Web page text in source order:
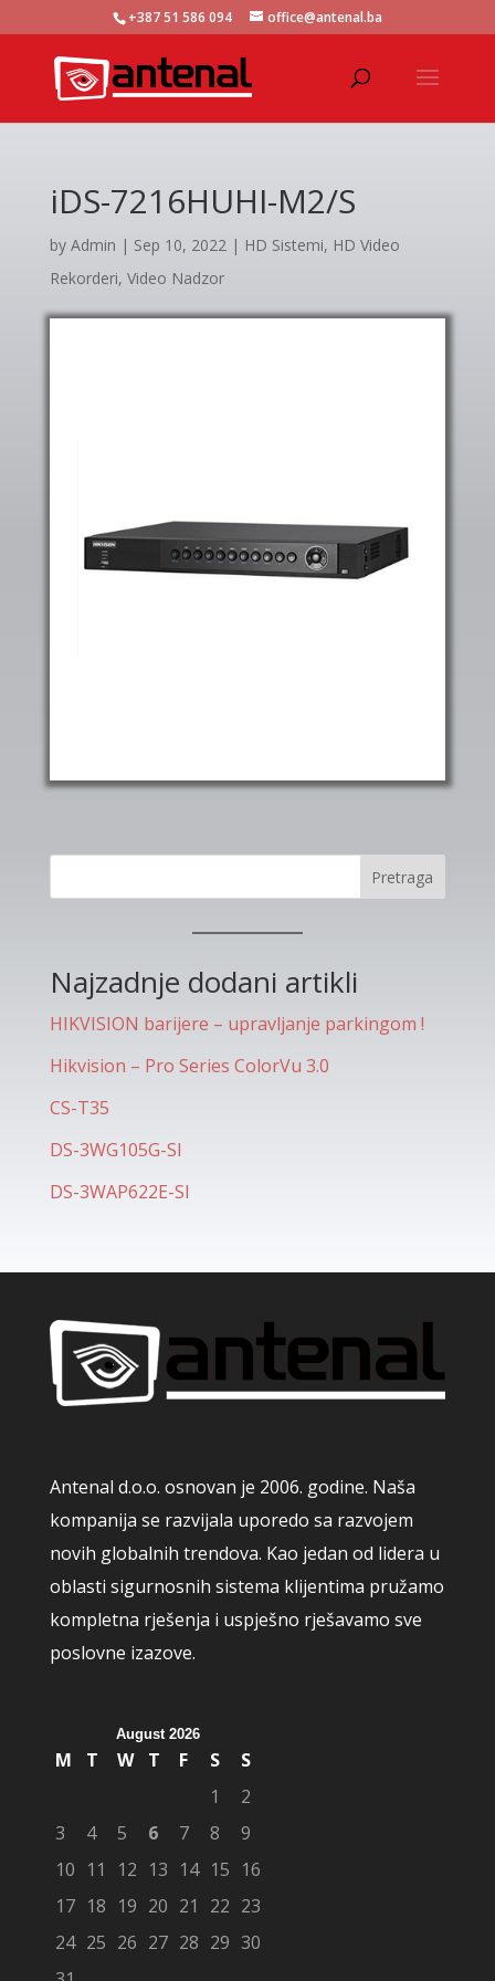
+387 51 586 094 office@antenal.ba
iDS-7216HUHI-M2/S
by Admin | Sep 10, 2022| HD Sistemi, HD Video
Rekorderi, Video Nadzor
Pretraga
Najzadnje dodani artikli
HIKVISION barijere – upravljanje parkingom !
Hikvision – Pro Series ColorVu 3.0
CS-T35
DS-3WG105G-SI
DS-3WAP622E-SI
Antenal d.o.o. osnovan je 2006. godine. Naša
kompanija se razvijala uporedo sa razvojem
novih globalnih trendova. Kao jedan od lidera u
oblasti sigurnosnih sistema klijentima pružamo
kompletna rješenja i uspješno rješavamo sve
poslovne izazove.
August 2026
M T W T F S
S
1
2
3
4 5 6 7 8
9
10 11 12 13 14 15 16
17 18 19 20 21 22 23
24 25 26 27 28 29 30